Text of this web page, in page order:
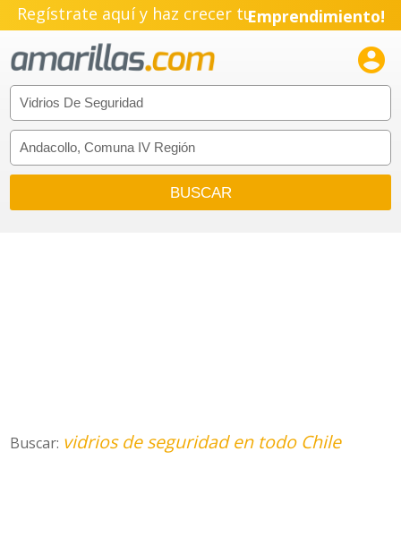
Regístrate aquí y haz crecer tuEmprendimiento!

Buscar: vidrios de seguridad en todo Chile